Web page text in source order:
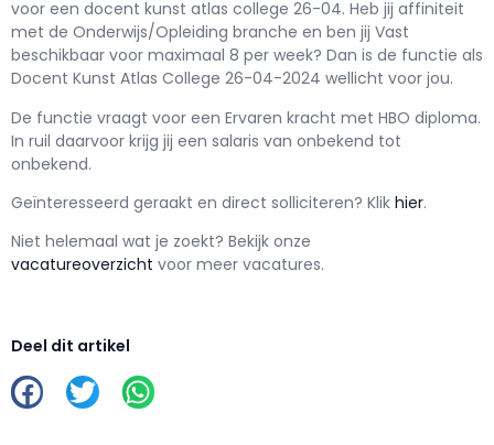
voor een docent kunst atlas college 26-04. Heb jij affiniteit
met de Onderwijs/Opleiding branche en ben jij Vast
beschikbaar voor maximaal 8 per week? Dan is de functie als
Docent Kunst Atlas College 26-04-2024 wellicht voor jou.
De functie vraagt voor een Ervaren kracht met HBO diploma.
In ruil daarvoor krijg jij een salaris van onbekend tot
onbekend.
Geïnteresseerd geraakt en direct solliciteren? Klik hier.
Niet helemaal wat je zoekt? Bekijk onze
vacatureoverzicht voor meer vacatures.
Deel dit artikel